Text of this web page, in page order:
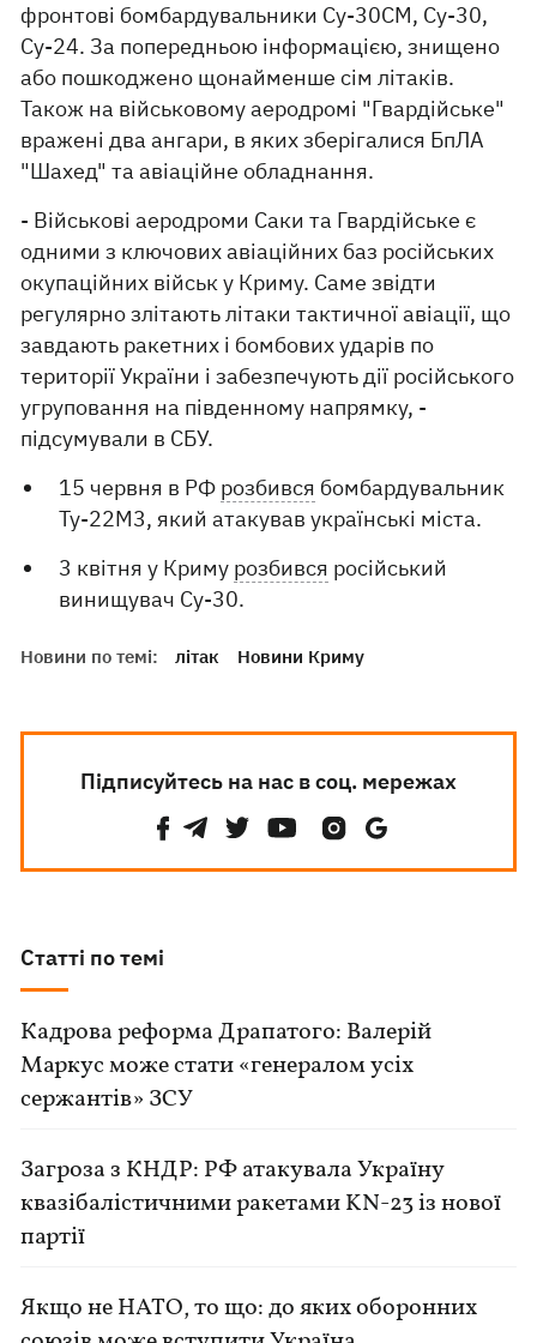
фронтові бомбардувальники Су-30СМ, Су-30,
Су-24. За попередньою інформацією, знищено
або пошкоджено щонайменше сім літаків.
Також на військовому аеродромі "Гвардійське"
вражені два ангари, в яких зберігалися БпЛА
"Шахед" та авіаційне обладнання.
- Військові аеродроми Саки та Гвардійське є
одними з ключових авіаційних баз російських
окупаційних військ у Криму. Саме звідти
регулярно злітають літаки тактичної авіації, що
завдають ракетних і бомбових ударів по
території України і забезпечують дії російського
угруповання на південному напрямку, -
підсумували в СБУ.
15 червня в РФ розбився бомбардувальник
Ту-22М3, який атакував українські міста.
3 квітня у Криму розбився російський
винищувач Су-30.
Новини по темі: літак Новини Криму
Підписуйтесь на нас в соц. мережах
Статті по темі
Кадрова реформа Драпатого: Валерій
Маркус може стати «генералом усіх
сержантів» ЗСУ
Загроза з КНДР: РФ атакувала Україну
квазібалістичними ракетами KN-23 із нової
партії
Якщо не НАТО, то що: до яких оборонних